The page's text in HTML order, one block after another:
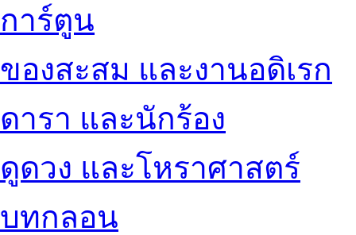
การ์ตูน
ของสะสม และงานอดิเรก
ดารา และนักร้อง
ดูดวง และโหราศาสตร์
บทกลอน